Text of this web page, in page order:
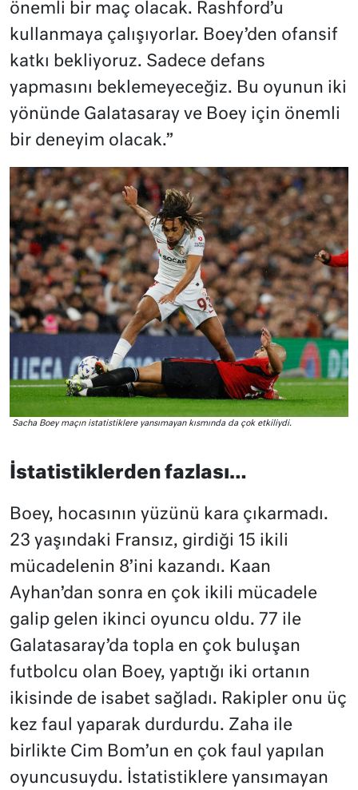
önemli bir maç olacak. Rashford’u
kullanmaya çalışıyorlar. Boey’den ofansif
katkı bekliyoruz. Sadece defans
yapmasını beklemeyeceğiz. Bu oyunun iki
yönünde Galatasaray ve Boey için önemli
bir deneyim olacak.”
Sacha Boey maçın istatistiklere yansımayan kısmında da çok etkiliydi.
İstatistiklerden fazlası…
Boey, hocasının yüzünü kara çıkarmadı.
23 yaşındaki Fransız, girdiği 15 ikili
mücadelenin 8’ini kazandı. Kaan
Ayhan’dan sonra en çok ikili mücadele
galip gelen ikinci oyuncu oldu. 77 ile
Galatasaray’da topla en çok buluşan
futbolcu olan Boey, yaptığı iki ortanın
ikisinde de isabet sağladı. Rakipler onu üç
kez faul yaparak durdurdu. Zaha ile
birlikte Cim Bom’un en çok faul yapılan
oyuncusuydu. İstatistiklere yansımayan